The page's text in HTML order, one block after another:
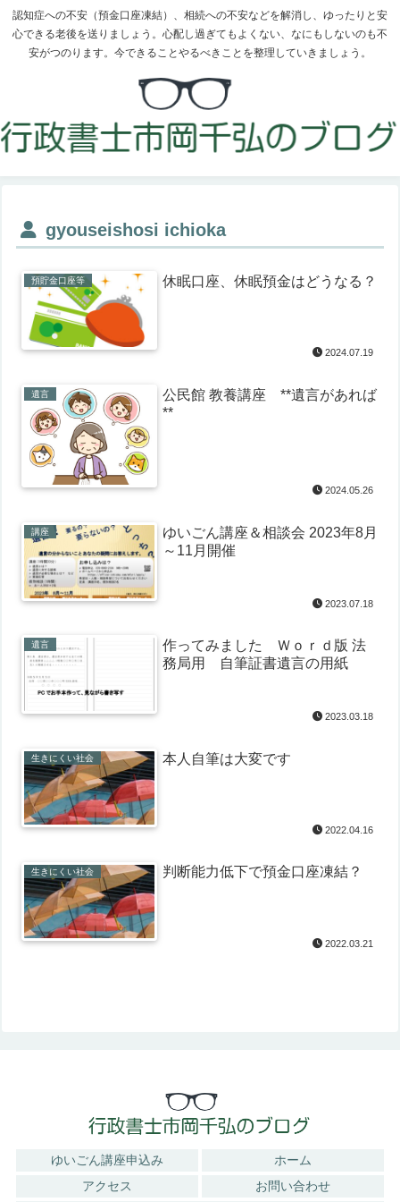
認知症への不安（預金口座凍結）、相続への不安などを解消し、ゆったりと安
心できる老後を送りましょう。心配し過ぎてもよくない、なにもしないのも不
安がつのります。今できることやるべきことを整理していきましょう。
gyouseishosi ichioka
預貯金口座等 休眠口座、休眠預金はどうなる？
2024.07.19
遺言
公民館 教養講座 **遺言があれば
**
2024.05.26
講座
ゆいごん講座＆相談会 2023年8月
～11月開催
2023.07.18
遺言
作ってみました Ｗｏｒｄ版 法
務局用 自筆証書遺言の用紙
2023.03.18
生きにくい社会 本人自筆は大変です
2022.04.16
生きにくい社会 判断能力低下で預金口座凍結？
2022.03.21
ゆいごん講座申込み
ホーム
アクセス
お問い合わせ